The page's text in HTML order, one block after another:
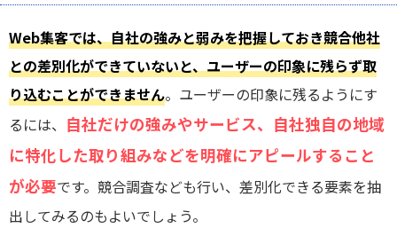
Web集客では、自社の強みと弱みを把握しておき競合他社
との差別化ができていないと、ユーザーの印象に残らず取
り込むことができません。ユーザーの印象に残るようにす
るには、 自社だけの強みやサービス、自社独自の地域
に特化した取り組みなどを明確にアピールすること
が必要です。競合調査なども行い、差別化できる要素を抽
出してみるのもよいでしょう。